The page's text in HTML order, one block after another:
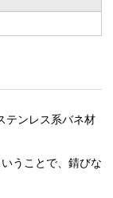
テンレス系バネ材
うことで、錆びな